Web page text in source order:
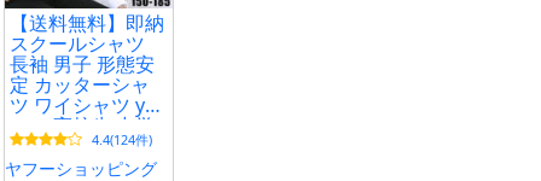
【送料無料】即納
スクールシャツ
長袖 男子 形態安
定 カッターシャ
ツ ワイシャツ yシ
ャツ 高校生 中学
生 送料無料 土日
祝出荷
4.4(124件)
ヤフーショッピング